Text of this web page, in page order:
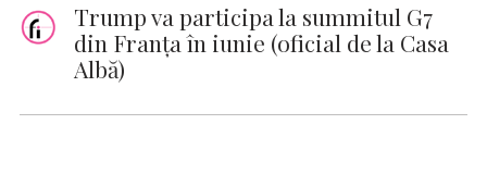
Trump va participa la summitul G7
din Franţa în iunie (oficial de la Casa
Albă)